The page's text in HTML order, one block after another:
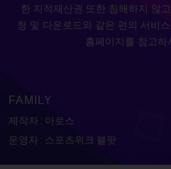
한 지적재산권 또한 침해하지 않
청 및 다운로드와 같은 편의 서비
홈페이지를 참고하
FAMILY
제작자 : 아로스
운영자 : 스포츠위크 블팟